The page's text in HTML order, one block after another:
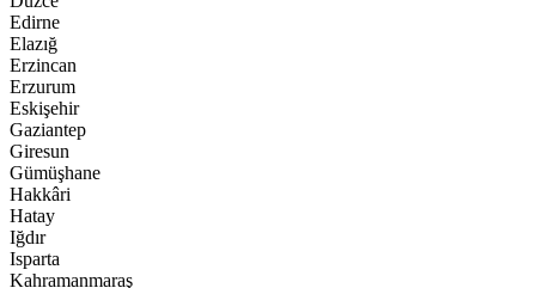
Edirne
Elazığ
Erzincan
Erzurum
Eskişehir
Gaziantep
Giresun
Gümüşhane
Hakkâri
Hatay
Iğdır
Isparta
Kahramanmaraş